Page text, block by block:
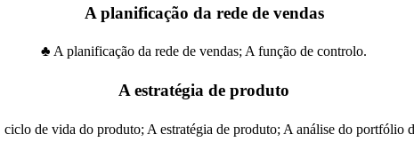
A planificação da rede de vendas
♣ A planificação da rede de vendas; A função de controlo.
A estratégia de produto
de vida do produto; A estratégia de produto; A análise do portfólio